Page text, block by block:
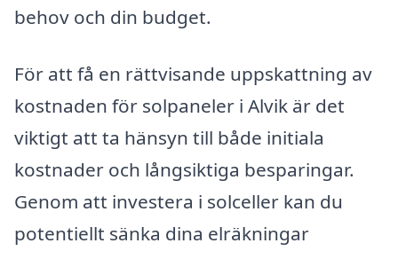
behov och din budget.
För att få en rättvisande uppskattning av
kostnaden för solpaneler i Alvik är det
viktigt att ta hänsyn till både initiala
kostnader och långsiktiga besparingar.
Genom att investera i solceller kan du
potentiellt sänka dina elräkningar